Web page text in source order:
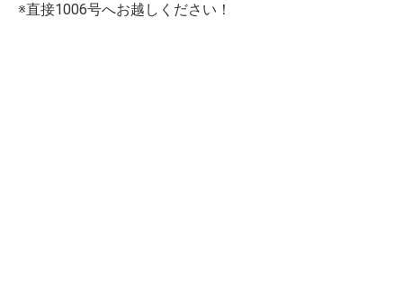
※直接1006号へお越しください！